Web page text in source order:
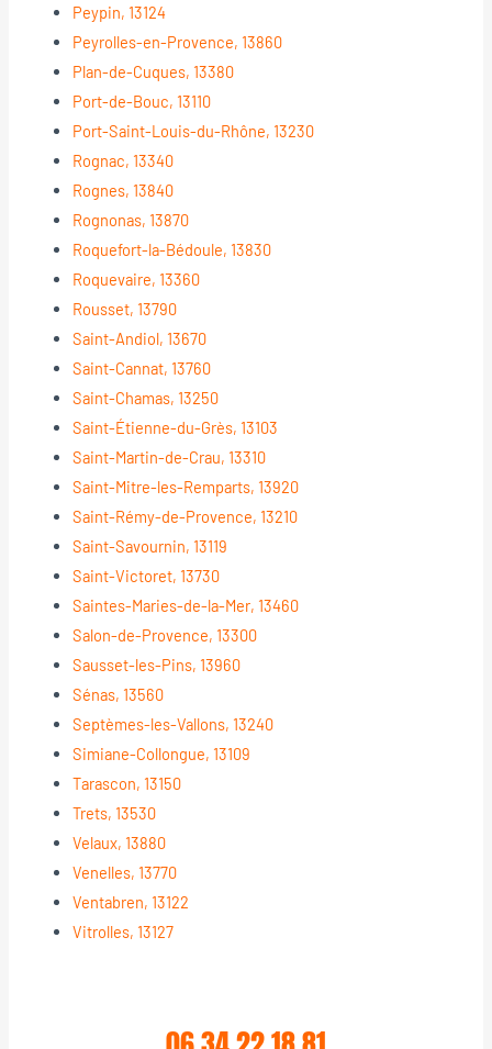
Peypin, 13124
Peyrolles-en-Provence, 13860
Plan-de-Cuques, 13380
Port-de-Bouc, 13110
Port-Saint-Louis-du-Rhône, 13230
Rognac, 13340
Rognes, 13840
Rognonas, 13870
Roquefort-la-Bédoule, 13830
Roquevaire, 13360
Rousset, 13790
Saint-Andiol, 13670
Saint-Cannat, 13760
Saint-Chamas, 13250
Saint-Étienne-du-Grès, 13103
Saint-Martin-de-Crau, 13310
Saint-Mitre-les-Remparts, 13920
Saint-Rémy-de-Provence, 13210
Saint-Savournin, 13119
Saint-Victoret, 13730
Saintes-Maries-de-la-Mer, 13460
Salon-de-Provence, 13300
Sausset-les-Pins, 13960
Sénas, 13560
Septèmes-les-Vallons, 13240
Simiane-Collongue, 13109
Tarascon, 13150
Trets, 13530
Velaux, 13880
Venelles, 13770
Ventabren, 13122
Vitrolles, 13127